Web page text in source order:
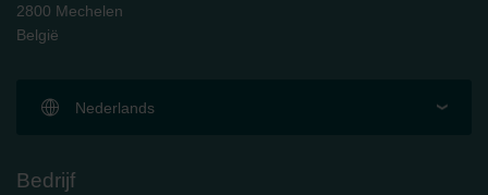
2800 Mechelen
België
Nederlands
Bedrijf